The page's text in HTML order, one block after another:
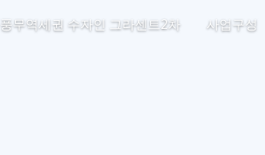
풍무역세권 수자인 그라센트2차 사업구성